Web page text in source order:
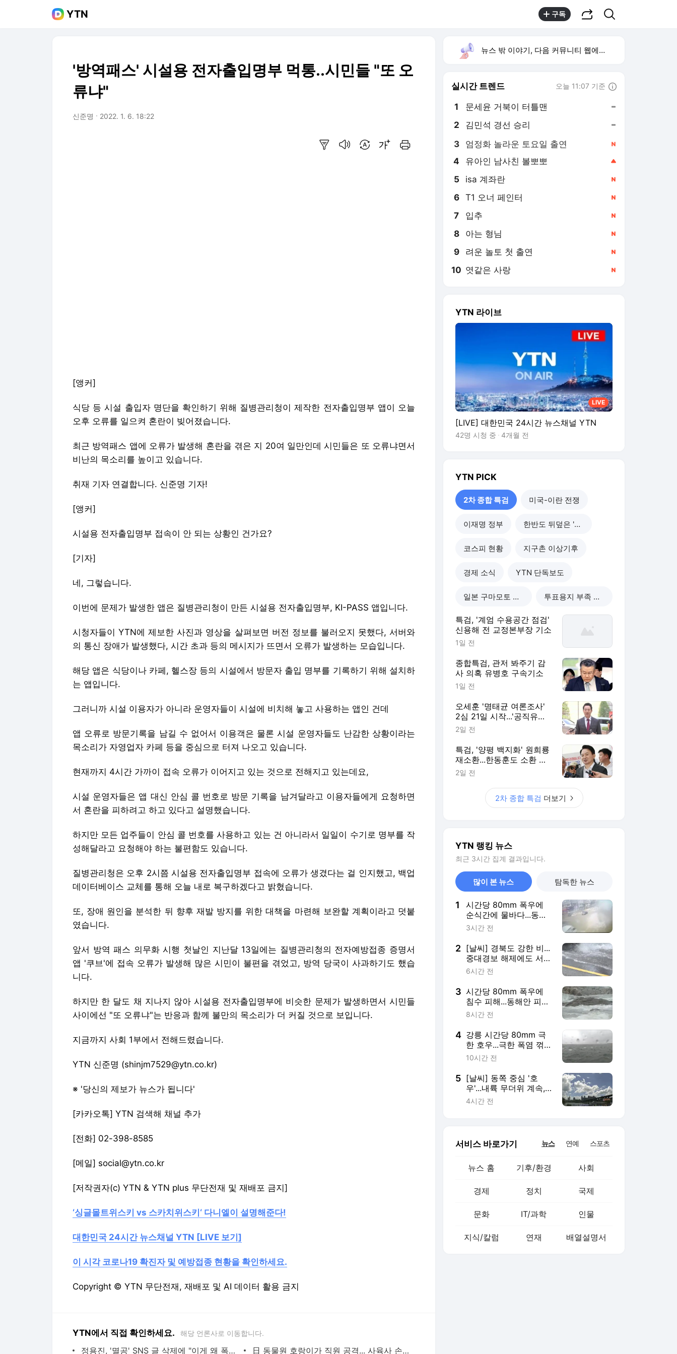
YTN 구독
'방역패스' 시설용 전자출입명부 먹통..시민들 "또 오
류냐"
신준명 2022. 1. 6. 18:22
[앵커]
식당 등 시설 출입자 명단을 확인하기 위해 질병관리청이 제작한 전자출입명부 앱이 오늘
오후 오류를 일으켜 혼란이 빚어졌습니다.
최근 방역패스 앱에 오류가 발생해 혼란을 겪은 지 20여 일만인데 시민들은 또 오류냐면서
비난의 목소리를 높이고 있습니다.
취재 기자 연결합니다. 신준명 기자!
[앵커]
시설용 전자출입명부 접속이 안 되는 상황인 건가요?
[기자]
네, 그렇습니다.
이번에 문제가 발생한 앱은 질병관리청이 만든 시설용 전자출입명부, KI-PASS 앱입니다.
시청자들이 YTN에 제보한 사진과 영상을 살펴보면 버전 정보를 불러오지 못했다, 서버와
의 통신 장애가 발생했다, 시간 초과 등의 메시지가 뜨면서 오류가 발생하는 모습입니다.
해당 앱은 식당이나 카페, 헬스장 등의 시설에서 방문자 출입 명부를 기록하기 위해 설치하
는 앱입니다.
그러니까 시설 이용자가 아니라 운영자들이 시설에 비치해 놓고 사용하는 앱인 건데
앱 오류로 방문기록을 남길 수 없어서 이용객은 물론 시설 운영자들도 난감한 상황이라는
목소리가 자영업자 카페 등을 중심으로 터져 나오고 있습니다.
현재까지 4시간 가까이 접속 오류가 이어지고 있는 것으로 전해지고 있는데요,
시설 운영자들은 앱 대신 안심 콜 번호로 방문 기록을 남겨달라고 이용자들에게 요청하면
서 혼란을 피하려고 하고 있다고 설명했습니다.
하지만 모든 업주들이 안심 콜 번호를 사용하고 있는 건 아니라서 일일이 수기로 명부를 작
성해달라고 요청해야 하는 불편함도 있습니다.
질병관리청은 오후 2시쯤 시설용 전자출입명부 접속에 오류가 생겼다는 걸 인지했고, 백업
데이터베이스 교체를 통해 오늘 내로 복구하겠다고 밝혔습니다.
또, 장애 원인을 분석한 뒤 향후 재발 방지를 위한 대책을 마련해 보완할 계획이라고 덧붙
였습니다.
앞서 방역 패스 의무화 시행 첫날인 지난달 13일에는 질병관리청의 전자예방접종 증명서
앱 '쿠브'에 접속 오류가 발생해 많은 시민이 불편을 겪었고, 방역 당국이 사과하기도 했습
니다.
하지만 한 달도 채 지나지 않아 시설용 전자출입명부에 비슷한 문제가 발생하면서 시민들
사이에선 "또 오류냐"는 반응과 함께 불만의 목소리가 더 커질 것으로 보입니다.
지금까지 사회 1부에서 전해드렸습니다.
YTN 신준명 (shinjm7529@ytn.co.kr)
※ '당신의 제보가 뉴스가 됩니다'
[카카오톡] YTN 검색해 채널 추가
[전화] 02-398-8585
[메일] social@ytn.co.kr
[저작권자(c) YTN & YTN plus 무단전재 및 재배포 금지]
‘싱글몰트위스키 vs 스카치위스키‘ 다니엘이 설명해준다!
대한민국 24시간 뉴스채널 YTN [LIVE 보기]
이 시각 코로나19 확진자 및 예방접종 현황을 확인하세요.
Copyright © YTN 무단전재, 재배포 및 AI 데이터 활용 금지
YTN에서 직접 확인하세요. 해당 언론사로 이동합니다.
정용진, '멸공' SNS 글 삭제에 "이게 왜 폭력 선동이냐" 日 동물원 호랑이가 직원 공격... 사육사 손목 잘려
뉴스 밖 이야기, 다음 커뮤니티 웹에서 보기
실시간 트렌드 오늘 11:07 기준
1 문세윤 거북이 터틀맨
2 김민석 경선 승리
3 엄정화 놀라운 토요일 출연
4 유아인 남사친 볼뽀뽀
5 isa 계좌란
6 T1 오너 페인터
7 입추
8 아는 형님
9 려운 놀토 첫 출연
10 엿같은 사랑
YTN 라이브
LIVE
[LIVE] 대한민국 24시간 뉴스채널 YTN
42명 시청 중 4개월 전
YTN PICK
2차 종합 특검 미국-이란 전쟁
이재명 정부 한반도 뒤덮은 '폭염'
코스피 현황 지구촌 이상기후
경제 소식 YTN 단독보도
일본 구마모토 강진 투표용지 부족 사태
특검, '계엄 수용공간 점검'
신용해 전 교정본부장 기소
1일 전
종합특검, 관저 봐주기 감
사 의혹 유병호 구속기소
1일 전
오세훈 '명태균 여론조사'
2심 21일 시작...'공직유지'
관건
2일 전
특검, '양평 백지화' 원희룡
재소환...한동훈도 소환 통
보
2일 전
2차 종합 특검 더보기
YTN 랭킹 뉴스
최근 3시간 집계 결과입니다.
많이 본 뉴스 탐독한 뉴스
1
시간당 80mm 폭우에
순식간에 물바다...동해
안 피해 속출
3시간 전
2 [날씨] 경북도 강한 비...
중대경보 해제에도 서쪽
폭염 계속
6시간 전
3 시간당 80mm 폭우에
침수 피해...동해안 피서
객 '주의'
8시간 전
4 강릉 시간당 80mm 극
한 호우...극한 폭염 꺾였
지만 더위 계속
10시간 전
5 [날씨] 동쪽 중심 '호
우'...내륙 무더위 계속,
내일 서울 33℃
4시간 전
서비스 바로가기 뉴스 연예 스포츠
뉴스 홈 기후/환경 사회
경제 정치 국제
문화 IT/과학 인물
지식/칼럼 연재 배열설명서